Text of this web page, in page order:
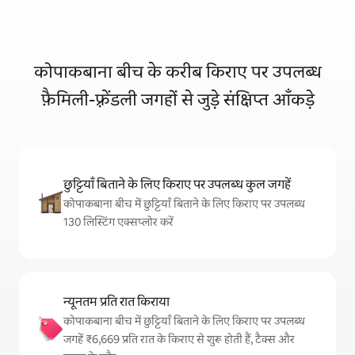
कोपाकबाना बीच के करीब किराए पर उपलब्ध
फ़ैमिली-फ़्रेंडली जगहों से जुड़े संक्षिप्त आँकड़े
छुट्टियाँ बिताने के लिए किराए पर उपलब्ध कुल जगहें
कोपाकबाना बीच में छुट्टियाँ बिताने के लिए किराए पर उपलब्ध
130 लिस्टिंग एक्सप्लोर करें
न्यूनतम प्रति रात किराया
कोपाकबाना बीच में छुट्टियाँ बिताने के लिए किराए पर उपलब्ध
जगहें ₹6,669 प्रति रात के किराए से शुरू होती हैं, टैक्स और